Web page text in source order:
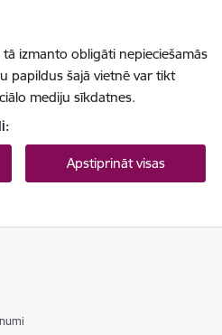
izmanto obligāti nepieciešamās
papildus šajā vietnē var tikt
mediju sīkdatnes.
Apstiprināt visas